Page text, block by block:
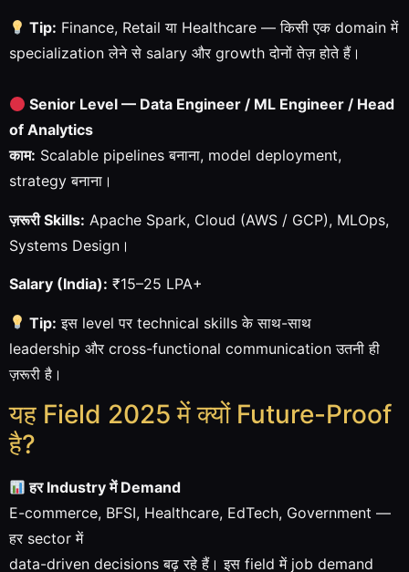
Tip: Finance, Retail या Healthcare — किसी एक domain में
specialization लेने से salary और growth दोनों तेज़ होते हैं।
Senior Level — Data Engineer / ML Engineer / Head
of Analytics
काम: Scalable pipelines बनाना, model deployment,
strategy बनाना।
ज़रूरी Skills: Apache Spark, Cloud (AWS / GCP), MLOps,
Systems Design।
Salary (India): ₹15–25 LPA+
Tip: इस level पर technical skills के साथ-साथ
leadership और cross-functional communication उतनी ही
ज़रूरी है।
यह Field 2025 में क्यों Future-Proof
है?
हर Industry में Demand
E-commerce, BFSI, Healthcare, EdTech, Government —
हर sector में
data-driven decisions बढ़ रहे हैं। इस field में job demand